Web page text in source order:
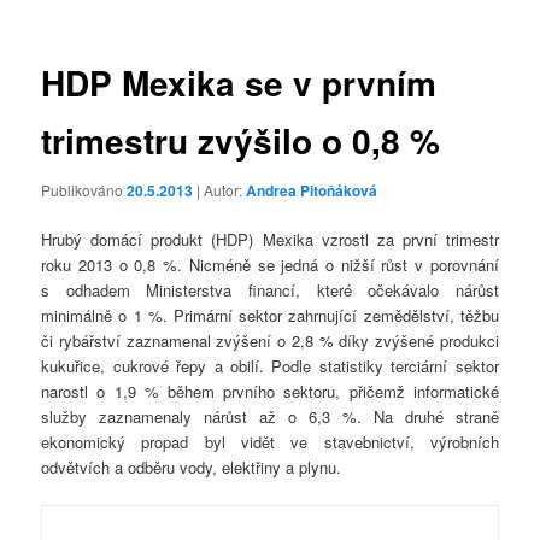
HDP Mexika se v prvním
trimestru zvýšilo o 0,8 %
Publikováno20.5.2013 | Autor:Andrea Pitoňáková
Hrubý domácí produkt (HDP) Mexika vzrostl za první trimestr
roku 2013 o 0,8 %. Nicméně se jedná o nižší růst v porovnání
s odhadem Ministerstva financí, které očekávalo nárůst
minimálně o 1 %. Primární sektor zahrnující zemědělství, těžbu
či rybářství zaznamenal zvýšení o 2,8 % díky zvýšené produkci
kukuřice, cukrové řepy a obilí. Podle statistiky terciární sektor
narostl o 1,9 % během prvního sektoru, přičemž informatické
služby zaznamenaly nárůst až o 6,3 %. Na druhé straně
ekonomický propad byl vidět ve stavebnictví, výrobních
odvětvích a odběru vody, elektřiny a plynu.